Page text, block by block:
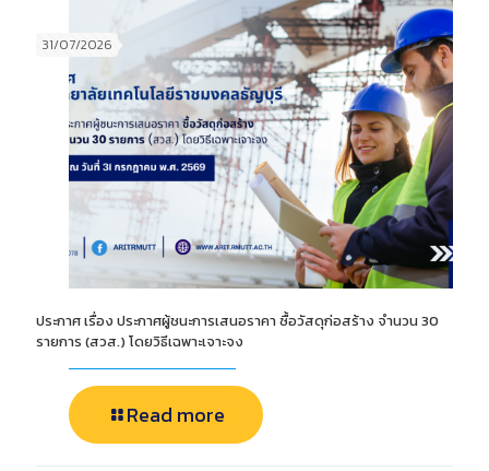
31/07/2026
ประกาศ เรื่อง ประกาศผู้ชนะการเสนอราคา ซื้อวัสดุก่อสร้าง จำนวน 30
รายการ (สวส.) โดยวิธีเฉพาะเจาะจง
Read more